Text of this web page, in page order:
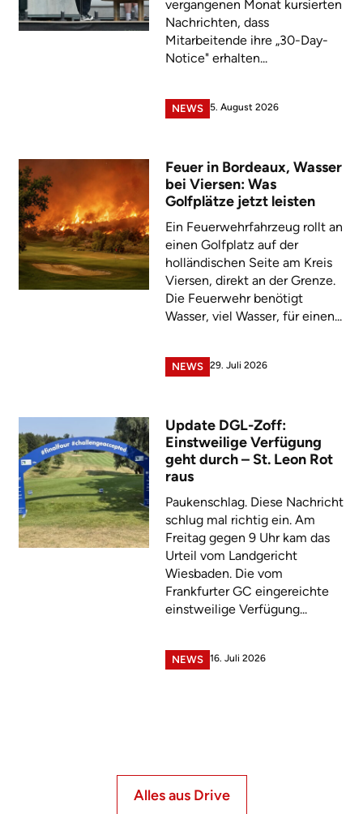
vergangenen Monat kursierten
Nachrichten, dass
Mitarbeitende ihre „30-Day-
Notice" erhalten...
NEWS 5. August 2026
Feuer in Bordeaux, Wasser
bei Viersen: Was
Golfplätze jetzt leisten
Ein Feuerwehrfahrzeug rollt an
einen Golfplatz auf der
holländischen Seite am Kreis
Viersen, direkt an der Grenze.
Die Feuerwehr benötigt
Wasser, viel Wasser, für einen...
NEWS 29. Juli 2026
Update DGL-Zoff:
Einstweilige Verfügung
geht durch – St. Leon Rot
raus
Paukenschlag. Diese Nachricht
schlug mal richtig ein. Am
Freitag gegen 9 Uhr kam das
Urteil vom Landgericht
Wiesbaden. Die vom
Frankfurter GC eingereichte
einstweilige Verfügung...
NEWS 16. Juli 2026
Alles aus Drive